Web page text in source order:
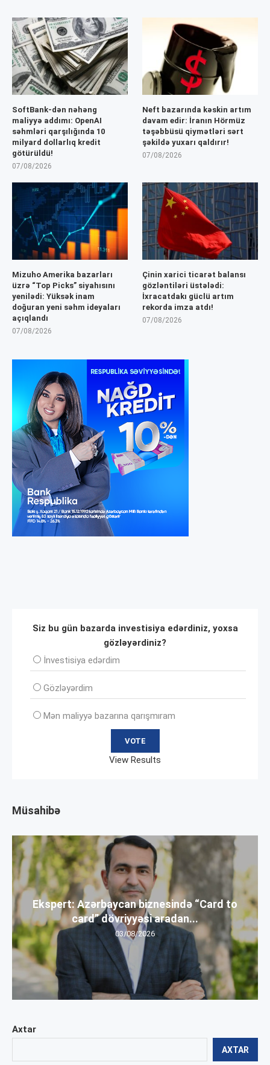
Axtar
AXTAR
SoftBank-dən nəhəng
maliyyə addımı: OpenAI
səhmləri qarşılığında 10
milyard dollarlıq kredit
götürüldü!
07/08/2026
Neft bazarında kəskin artım
davam edir: İranın Hörmüz
təşəbbüsü qiymətləri sərt
şəkildə yuxarı qaldırır!
07/08/2026
Mizuho Amerika bazarları
üzrə “Top Picks” siyahısını
yenilədi: Yüksək inam
doğuran yeni səhm ideyaları
açıqlandı
07/08/2026
Çinin xarici ticarət balansı
gözləntiləri üstələdi:
İxracatdakı güclü artım
rekorda imza atdı!
07/08/2026
Siz bu gün bazarda investisiya edərdiniz, yoxsa
gözləyərdiniz?
İnvеstisiya edərdim
Gözləyərdim
Mən maliyyə bazarına qarışmıram
View Results
Müsahibə
Ekspert: Azərbaycan biznesində “Card to
card” dövriyyəsi aradan...
03/08/2026